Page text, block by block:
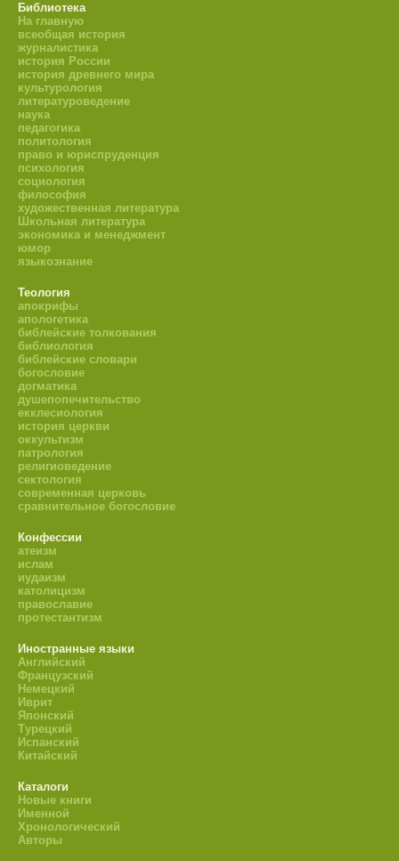
Библиотека
На главную
всеобщая история
журналистика
история России
история древнего мира
культурология
литературоведение
наука
педагогика
политология
право и юриспруденция
психология
социология
философия
художественная литература
Школьная литература
экономика и менеджмент
юмор
языкознание
Теология
апокрифы
апологетика
библейские толкования
библиология
библейские словари
богословие
догматика
душепопечительство
екклесиология
история церкви
оккультизм
патрология
религиоведение
сектология
современная церковь
сравнительное богословие
Конфессии
атеизм
ислам
иудаизм
католицизм
православие
протестантизм
Иностранные языки
Английский
Французский
Немецкий
Иврит
Японский
Турецкий
Испанский
Китайский
Каталоги
Новые книги
Именной
Хронологический
Авторы